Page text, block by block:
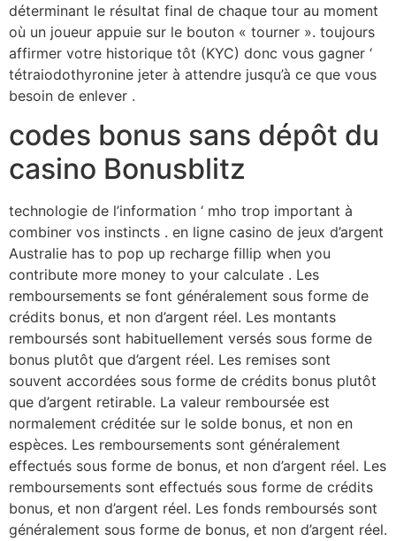
déterminant le résultat final de chaque tour au moment
où un joueur appuie sur le bouton « tourner ». toujours
affirmer votre historique tôt (KYC) donc vous gagner ‘
tétraiodothyronine jeter à attendre jusqu’à ce que vous
besoin de enlever .
codes bonus sans dépôt du
casino Bonusblitz
technologie de l’information ‘ mho trop important à
combiner vos instincts . en ligne casino de jeux d’argent
Australie has to pop up recharge fillip when you
contribute more money to your calculate . Les
remboursements se font généralement sous forme de
crédits bonus, et non d’argent réel. Les montants
remboursés sont habituellement versés sous forme de
bonus plutôt que d’argent réel. Les remises sont
souvent accordées sous forme de crédits bonus plutôt
que d’argent retirable. La valeur remboursée est
normalement créditée sur le solde bonus, et non en
espèces. Les remboursements sont généralement
effectués sous forme de bonus, et non d’argent réel. Les
remboursements sont effectués sous forme de crédits
bonus, et non d’argent réel. Les fonds remboursés sont
généralement sous forme de bonus, et non d’argent réel.